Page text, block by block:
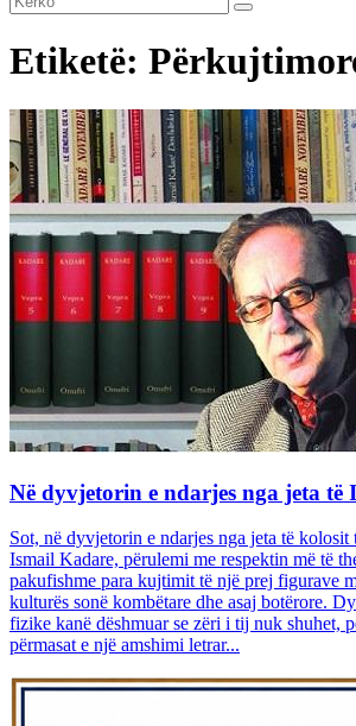
Etiketë:
Në dyvjetorin e ndarjes nga jeta të
Sot, në dyvjetorin e ndarjes nga jeta të kolosit
Ismail Kadare, përulemi me respektin më të
pakufishme para kujtimit të një prej figurave
kulturës sonë kombëtare dhe asaj botërore.
fizike kanë dëshmuar se zëri i tij nuk shuhet,
përmasat e një amshimi letrar...